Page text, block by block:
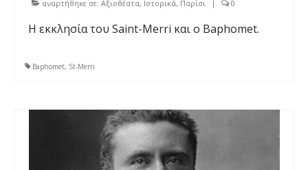
αναρτήθηκε σε: Αξιοθέατα, Ιστορικά, Παρίσι | 0
H εκκλησία του Saint-Merri και ο Baphomet.
Baphomet, St-Merri